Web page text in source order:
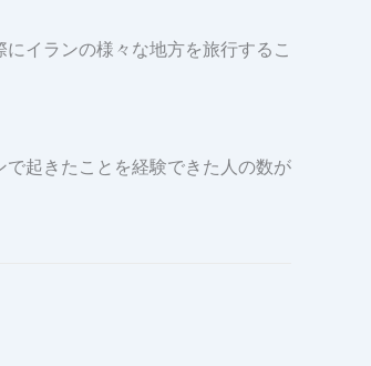
イランの様々な地方を旅行するこ
起きたことを経験できた人の数が